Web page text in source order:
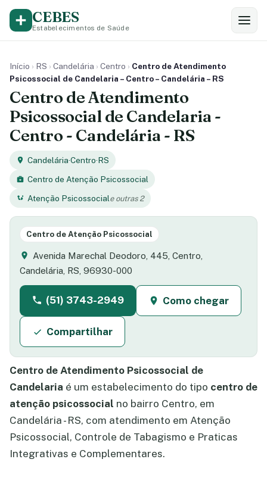
CEBES
Estabelecimentos de Saúde
Início › RS › Candelária › Centro › Centro de Atendimento
Psicossocial de Candelaria – Centro – Candelária – RS
Centro de Atendimento
Psicossocial de Candelaria -
Centro - Candelária - RS
Candelária·Centro·RS
Centro de Atenção Psicossocial
Atenção Psicossociale outras 2
Centro de Atenção Psicossocial
Avenida Marechal Deodoro, 445, Centro,
Candelária, RS, 96930-000
(51) 3743-2949 Como chegar
Compartilhar
Centro de Atendimento Psicossocial de
Candelaria é um estabelecimento do tipo centro de
atenção psicossocial no bairro Centro, em
Candelária - RS, com atendimento em Atenção
Psicossocial, Controle de Tabagismo e Praticas
Integrativas e Complementares.